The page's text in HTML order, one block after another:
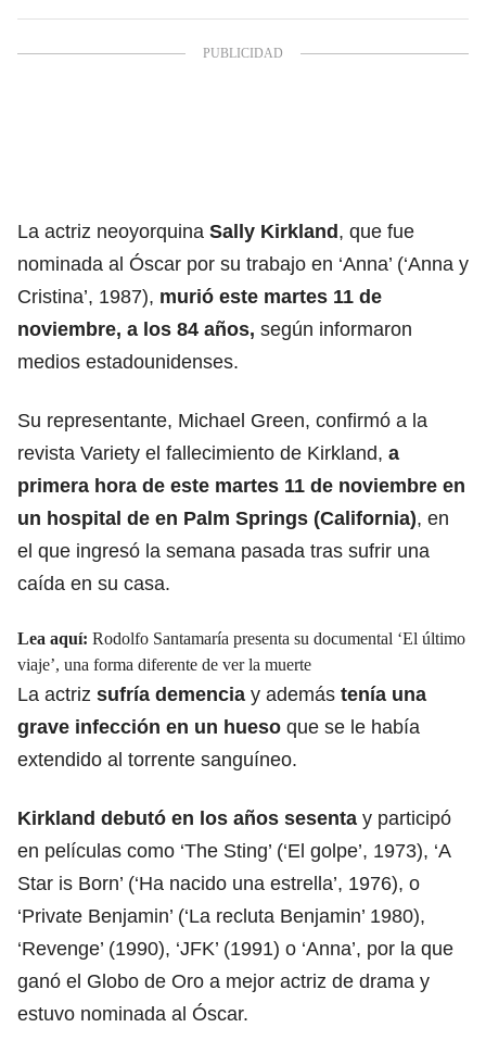
La actriz neoyorquina Sally Kirkland, que fue
nominada al Óscar por su trabajo en ‘Anna’ (‘Anna y
Cristina’, 1987), murió este martes 11 de
noviembre, a los 84 años, según informaron
medios estadounidenses.
Su representante, Michael Green, confirmó a la
revista Variety el fallecimiento de Kirkland, a
primera hora de este martes 11 de noviembre en
un hospital de en Palm Springs (California), en
el que ingresó la semana pasada tras sufrir una
caída en su casa.
Lea aquí: Rodolfo Santamaría presenta su documental ‘El último
viaje’, una forma diferente de ver la muerte
La actriz sufría demencia y además tenía una
grave infección en un hueso que se le había
extendido al torrente sanguíneo.
Kirkland debutó en los años sesenta y participó
en películas como ‘The Sting’ (‘El golpe’, 1973), ‘A
Star is Born’ (‘Ha nacido una estrella’, 1976), o
‘Private Benjamin’ (‘La recluta Benjamin’ 1980),
‘Revenge’ (1990), ‘JFK’ (1991) o ‘Anna’, por la que
ganó el Globo de Oro a mejor actriz de drama y
estuvo nominada al Óscar.